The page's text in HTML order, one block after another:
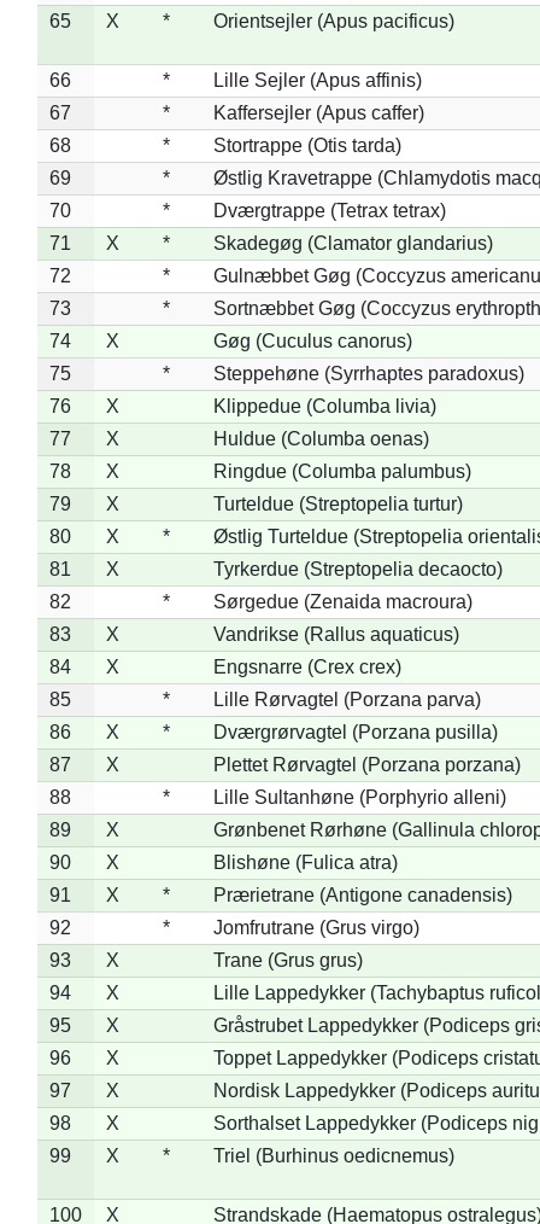
65
X * Orientsejler (Apus pacificus)
66 *
Lille Sejler (Apus affinis)
67
*
Kaffersejler (Apus caffer)
68
*
Stortrappe (Otis tarda)
69
*
Østlig Kravetrappe (Chlamydotis
70
*
Dværgtrappe (Tetrax tetrax)
71
X *
Skadegøg (Clamator glandarius)
72
*
Gulnæbbet Gøg (Coccyzus
73
*
Sortnæbbet Gøg (Coccyzus
74
X
Gøg (Cuculus canorus)
75
*
Steppehøne (Syrrhaptes paradoxus)
76
X
Klippedue (Columba livia)
77
X
Huldue (Columba oenas)
78
X
Ringdue (Columba palumbus)
79
X
Turteldue (Streptopelia turtur)
80
X *
Østlig Turteldue (Streptopelia
81
X
Tyrkerdue (Streptopelia decaocto)
82
*
Sørgedue (Zenaida macroura)
83
X
Vandrikse (Rallus aquaticus)
84
X
Engsnarre (Crex crex)
85
*
Lille Rørvagtel (Porzana parva)
86
X *
Dværgrørvagtel (Porzana pusilla)
87
X
Plettet Rørvagtel (Porzana porzana)
88
*
Lille Sultanhøne (Porphyrio alleni)
89
X
Grønbenet Rørhøne (Gallinula
90
X
Blishøne (Fulica atra)
91
X *
Prærietrane (Antigone canadensis)
92
*
Jomfrutrane (Grus virgo)
93
X
Trane (Grus grus)
94
X
Lille Lappedykker (Tachybaptus
95
X
Gråstrubet Lappedykker (Podiceps
96
X
Toppet Lappedykker (Podiceps
97
X
Nordisk Lappedykker (Podiceps
98
X
Sorthalset Lappedykker (Podiceps
99
X * Triel (Burhinus oedicnemus)
100 X Strandskade (Haematopus